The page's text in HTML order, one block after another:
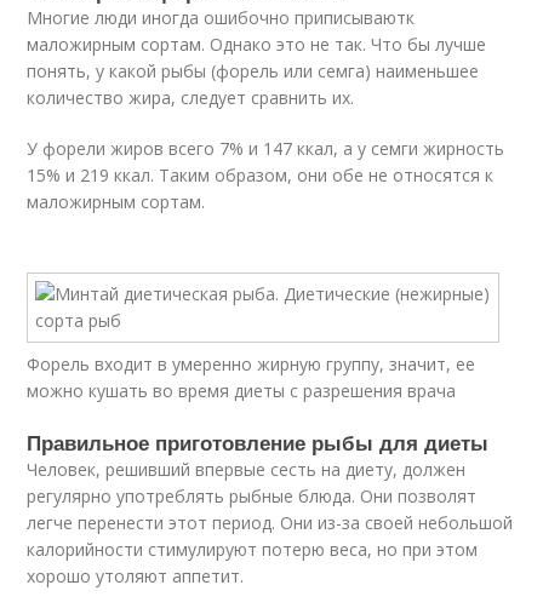
Многие люди иногда ошибочно приписываютк
маложирным сортам. Однако это не так. Что бы лучше
понять, у какой рыбы (форель или семга) наименьшее
количество жира, следует сравнить их.
У форели жиров всего 7% и 147 ккал, а у семги жирность
15% и 219 ккал. Таким образом, они обе не относятся к
маложирным сортам.
Форель входит в умеренно жирную группу, значит, ее
можно кушать во время диеты с разрешения врача
Правильное приготовление рыбы для диеты
Человек, решивший впервые сесть на диету, должен
регулярно употреблять рыбные блюда. Они позволят
легче перенести этот период. Они из-за своей небольшой
калорийности стимулируют потерю веса, но при этом
хорошо утоляют аппетит.